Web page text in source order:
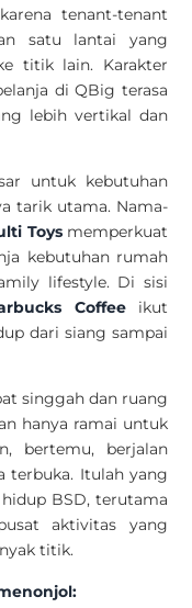
tenant-tenant
satu lantai yang
titik lain. Karakter
di QBig terasa
lebih vertikal dan
untuk kebutuhan
tarik utama. Nama-
Toysmemperkuat
kebutuhan rumah
lifestyle. Di sisi
Coffeeikut
dari siang sampai
singgah dan ruang
hanya ramai untuk
bertemu, berjalan
terbuka. Itulah yang
BSD, terutama
aktivitas yang
titik.